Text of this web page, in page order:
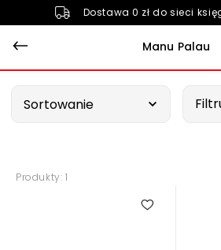
Dostawa 0 zł do sieci
Manu Palau
Sortowanie
Produkty: 1